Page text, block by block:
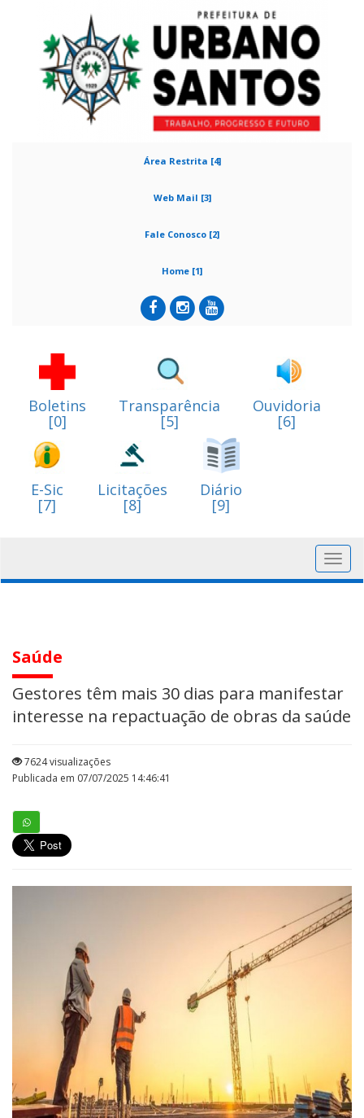
Área Restrita [4]
Web Mail [3]
Fale Conosco [2]
Home [1]
Boletins
[0]
Transparência
[5]
Ouvidoria
[6]
E-Sic
[7]
Licitações
[8]
Diário
[9]
Saúde
Gestores têm mais 30 dias para manifestar
interesse na repactuação de obras da saúde
7624 visualizações
Publicada em 07/07/2025 14:46:41